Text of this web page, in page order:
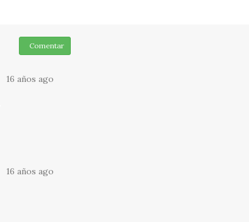
Comentar
16 años ago
16 años ago